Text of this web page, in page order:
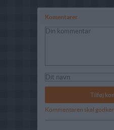
Komentarer
Kommentaren skal